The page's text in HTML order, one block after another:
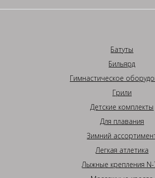
Батуты
Бильярд
Гимнастическое
Грили
Детские комплекты
Для плавания
Зимний
Легкая атлетика
Лыжные крепления